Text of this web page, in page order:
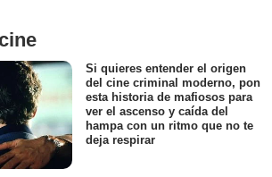
Si quieres entender el origen
del cine criminal moderno, pon
esta historia de mafiosos para
ver el ascenso y caída del
hampa con un ritmo que no te
deja respirar